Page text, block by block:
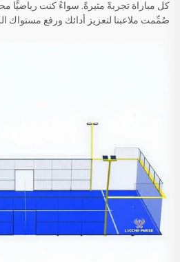
كل مباراة تجربةً مثيرةً. سواءً كنت رياضيًّا
صُمِّمت ملاعبنا لتعزيز أدائك ورفع مستواك